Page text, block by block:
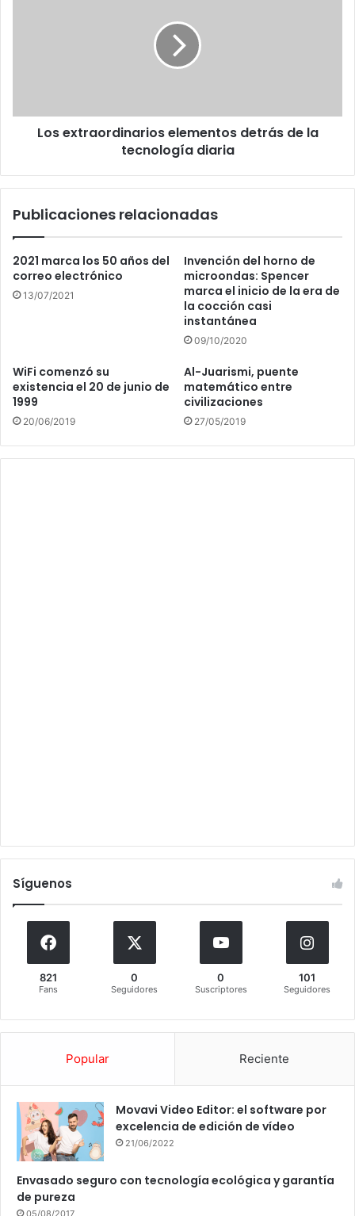
Los extraordinarios elementos detrás de la
tecnología diaria
Publicaciones relacionadas
2021 marca los 50 años del
correo electrónico
13/07/2021
Invención del horno de
microondas: Spencer
marca el inicio de la era de
la cocción casi
instantánea
09/10/2020
WiFi comenzó su
existencia el 20 de junio de
1999
20/06/2019
Al-Juarismi, puente
matemático entre
civilizaciones
27/05/2019
Síguenos
821
Fans
0
Seguidores
0
Suscriptores
101
Seguidores
Popular Reciente
Movavi Video Editor: el software por
excelencia de edición de vídeo
21/06/2022
Envasado seguro con tecnología ecológica y garantía
de pureza
05/08/2017